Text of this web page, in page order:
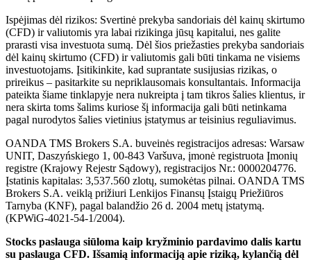
Ispėjimas dėl rizikos: Svertinė prekyba sandoriais dėl kainų skirtumo
(CFD) ir valiutomis yra labai rizikinga jūsų kapitalui, nes galite
prarasti visa investuota sumą. Dėl šios priežasties prekyba sandoriais
dėl kainų skirtumo (CFD) ir valiutomis gali būti tinkama ne visiems
investuotojams. Įsitikinkite, kad suprantate susijusias rizikas, o
prireikus – pasitarkite su nepriklausomais konsultantais. Informacija
pateikta šiame tinklapyje nera nukreipta į tam tikros šalies klientus, ir
nera skirta toms šalims kuriose šį informacija gali būti netinkama
pagal nurodytos šalies vietinius įstatymus ar teisinius reguliavimus.
OANDA TMS Brokers S.A. buveinės registracijos adresas: Warsaw
UNIT, Daszyńskiego 1, 00-843 Varšuva, įmonė registruota Įmonių
registre (Krajowy Rejestr Sądowy), registracijos Nr.: 0000204776.
Įstatinis kapitalas: 3,537.560 zlotų, sumokėtas pilnai. OANDA TMS
Brokers S.A. veiklą prižiuri Lenkijos Finansų Įstaigų Priežiūros
Tarnyba (KNF), pagal balandžio 26 d. 2004 metų įstatymą.
(KPWiG-4021-54-1/2004).
Stocks paslauga siūloma kaip kryžminio pardavimo dalis kartu
su paslauga CFD. Išsamią informaciją apie riziką, kylančią dėl